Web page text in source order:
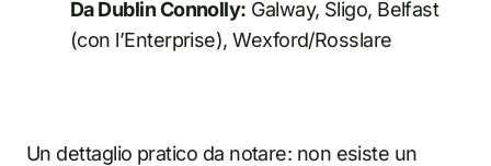
Da Dublin Connolly: Galway, Sligo, Belfast
(con l’Enterprise), Wexford/Rosslare
Un dettaglio pratico da notare: non esiste un